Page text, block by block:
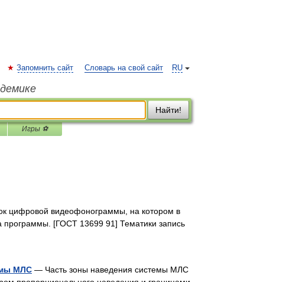
RU
Запомнить сайт Словарь на свой сайт
Найти!
Игры ⚽
цифровой видеофонограммы, на котором в
программы. [ГОСТ 13699 91] Тематики запись
МЛС — Часть зоны наведения системы МЛС